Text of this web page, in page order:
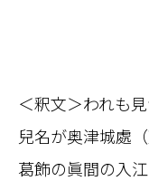
＜釈文＞われも
兒名が奥津城處（
葛飾の眞間の入